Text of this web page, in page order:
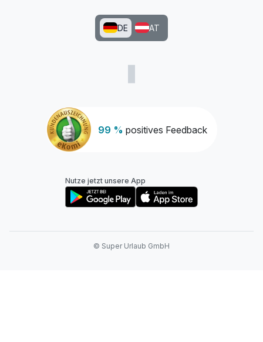
99 % positives Feedback
DE AT
Nutze jetzt unsere App
© Super Urlaub GmbH